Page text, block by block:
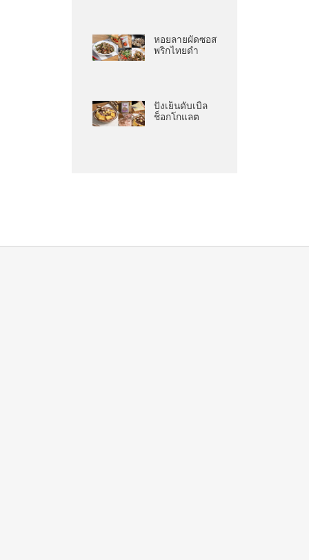
หอยลายผัดซอส
พริกไทยดำ
ปังเย็นดับเบิ้ล
ช็อกโกแลต